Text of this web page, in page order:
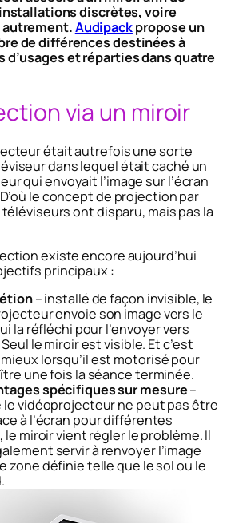
discrètes, voire
Audipackpropose un
de différences destinées à
d’usages et réparties dans quatre
via un miroir
était autrefois une sorte
dans lequel était caché un
qui envoyait l’image sur l’écran
le concept de projection par
téléviseurs ont disparu, mais pas la
existe encore aujourd’hui
principaux :
– installé de façon invisible, le
envoie son image vers le
la réfléchi pour l’envoyer vers
Seul le miroir est visible. Et c’est
lorsqu’il est motorisé pour
une fois la séance terminée.
spécifiques sur mesure–
le vidéoprojecteur ne peut pas être
à l’écran pour différentes
le miroir vient régler le problème. Il
servir à renvoyer l’image
zone définie telle que le sol ou le